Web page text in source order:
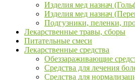
Изделия мед назнач
Изделия мед назнач
Подгузники, пеленки,
Лекарственные травы, сборы
Питательные смеси
Лекарственные средства
Обеззараживающие
Средства для лечения
Средства для